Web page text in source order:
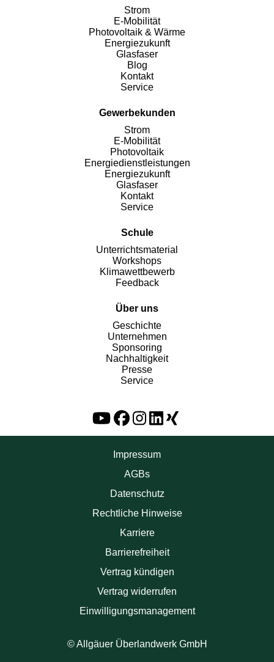
Strom
E-Mobilität
Photovoltaik & Wärme
Energiezukunft
Glasfaser
Blog
Kontakt
Service
Gewerbekunden
Strom
E-Mobilität
Photovoltaik
Energiedienstleistungen
Energiezukunft
Glasfaser
Kontakt
Service
Schule
Unterrichtsmaterial
Workshops
Klimawettbewerb
Feedback
Über uns
Geschichte
Unternehmen
Sponsoring
Nachhaltigkeit
Presse
Service
Impressum
AGBs
Datenschutz
Rechtliche Hinweise
Karriere
Barrierefreiheit
Vertrag kündigen
Vertrag widerrufen
Einwilligungsmanagement
© Allgäuer Überlandwerk GmbH